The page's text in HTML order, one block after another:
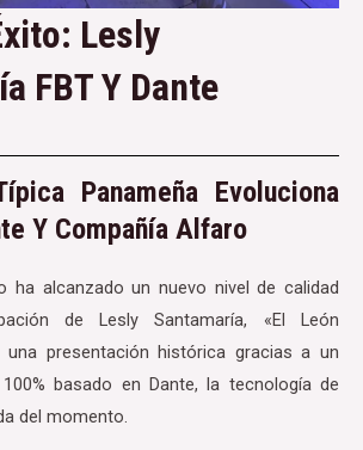
Lesly
FBT Y Dante
Panameña Evoluciona
Y Compañía Alfaro
ha alcanzado un nuevo nivel de calidad
de Lesly Santamaría, «El León
una presentación histórica gracias a un
basado en Dante, la tecnología de
del momento.